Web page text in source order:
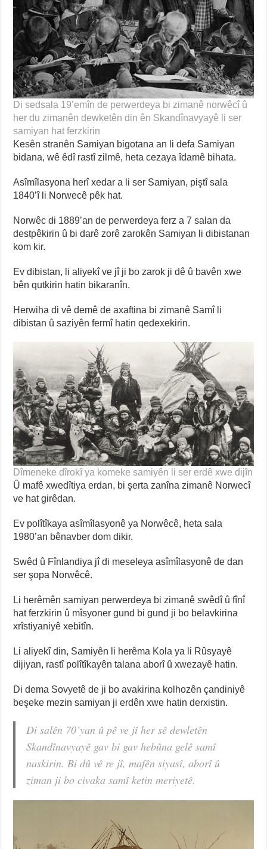
Di sedsala 19’emîn de perwerdeya bi zimanê norwêcî û
her du zimanên dewketên din ên Skandînavyayê li ser
samiyan hat ferzkirin
Kesên stranên Samiyan bigotana an li defa Samiyan
bidana, wê êdî rastî zilmê, heta cezaya îdamê bihata.
Asîmîlasyona herî xedar a li ser Samiyan, piştî sala
1840’î li Norwecê pêk hat.
Norwêc di 1889’an de perwerdeya ferz a 7 salan da
destpêkirin û bi darê zorê zarokên Samiyan li dibistanan
kom kir.
Ev dibistan, li aliyekî ve jî ji bo zarok ji dê û bavên xwe
bên qutkirin hatin bikaranîn.
Herwiha di vê demê de axaftina bi zimanê Samî li
dibistan û saziyên fermî hatin qedexekirin.
Dîmeneke dîrokî ya komeke samiyên li ser erdê xwe dijîn
Û mafê xwedîtiya erdan, bi şerta zanîna zimanê Norwecî
ve hat girêdan.
Ev polîtîkaya asîmîlasyonê ya Norwêcê, heta sala
1980’an bênavber dom dikir.
Swêd û Fînlandiya jî di meseleya asîmîlasyonê de dan
ser şopa Norwêcê.
Li herêmên samiyan perwerdeya bi zimanê swêdî û fînî
hat ferzkirin û mîsyoner gund bi gund ji bo belavkirina
xrîstiyaniyê xebitîn.
Li aliyekî din, Samiyên li herêma Kola ya li Rûsyayê
dijiyan, rastî polîtîkayên talana aborî û xwezayê hatin.
Di dema Sovyetê de ji bo avakirina kolhozên çandiniyê
beşeke mezin samiyan ji erdên xwe hatin derxistin.
Di salên 70’yan û pê ve jî her sê dewletên
Skandînavyayê gav bi gav hebûna gelê samî
naskirin. Bi dû vê re jî, mafên siyasî, aborî û
ziman ji bo civaka samî ketin meriyetê.